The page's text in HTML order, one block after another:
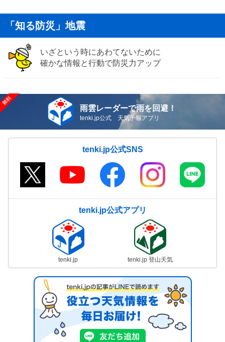
「知る防災」地震
いざという時にあわてないために
確かな情報と行動で防災力アップ
雨雲レーダーで雨を回避！
tenki.jp公式 天気予報アプリ
tenki.jp公式SNS
tenki.jp公式アプリ
tenki.jp tenki.jp 登山天気